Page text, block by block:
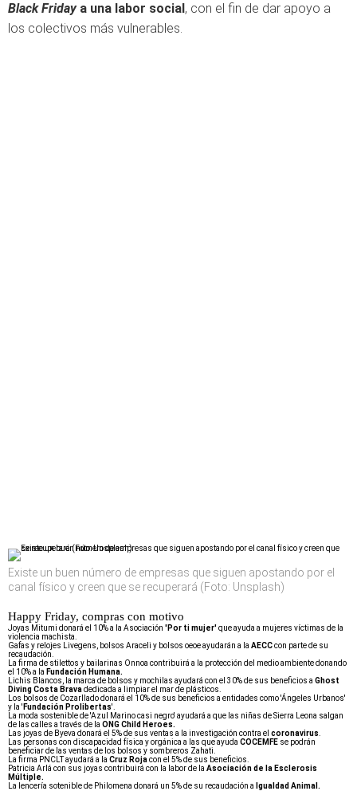
Black Fridaya una labor social, con el fin de dar apoyo a
los colectivos más vulnerables.
Existe un buen número de empresas que siguen apostando por el
canal físico y creen que se recuperará (Foto: Unsplash)
Happy Friday, compras con motivo
Joyas Mitumi donará el 10% a la Asociación 'Por ti mujer'que ayuda a mujeres víctimas de la
violencia machista.
Gafas y relojes Livegens, bolsos Araceli y bolsos oeoe ayudarán a la AECCcon parte de su
recaudación.
La firma de stilettos y bailarinas Onnoa contribuirá a la protección del medio ambiente donando
el 10% a la Fundación Humana.
Lichis Blancos, la marca de bolsos y mochilas ayudará con el 30% de sus beneficios a Ghost
Diving Costa Bravadedicada a limpiar el mar de plásticos.
Los bolsos de Cozarllado donará el 10% de sus beneficios a entidades como 'Ángeles Urbanos'
y la ' Fundación Prolibertas'.
La moda sostenible de 'Azul Marino casi negro' ayudará a que las niñas de Sierra Leona salgan
de las calles a través de la ONG Child Heroes.
Las joyas de Byeva donará el 5% de sus ventas a la investigación contra el coronavirus
Las personas con discapacidad física y orgánica a las que ayuda COCEMFE se podrán
beneficiar de las ventas de los bolsos y sombreros Zahati.
La firma PNCLT ayudará a la Cruz Rojacon el 5% de sus beneficios.
Patricia Arlá con sus joyas contribuirá con la labor de la Asociación de la Esclerosis
Múltiple.
La lencería sotenible de Philomena donará un 5% de su recaudación a Igualdad Animal.